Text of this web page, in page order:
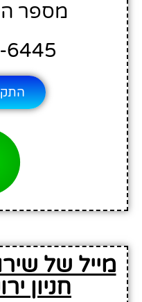
מספר
6445
מייל של
חניון